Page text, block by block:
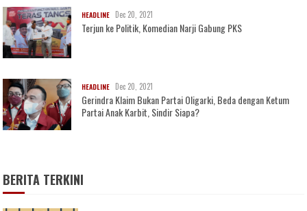
HEADLINE Dec 20, 2021
Terjun ke Politik, Komedian Narji Gabung PKS
HEADLINE Dec 20, 2021
Gerindra Klaim Bukan Partai Oligarki, Beda dengan Ketum
Partai Anak Karbit, Sindir Siapa?
BERITA TERKINI